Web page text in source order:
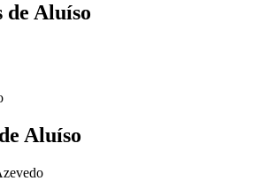
de Aluíso
de Aluíso